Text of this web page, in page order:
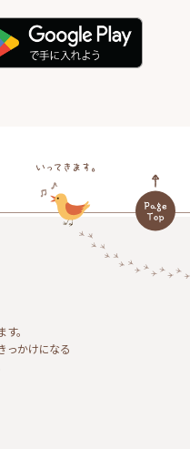
。
っかけになる